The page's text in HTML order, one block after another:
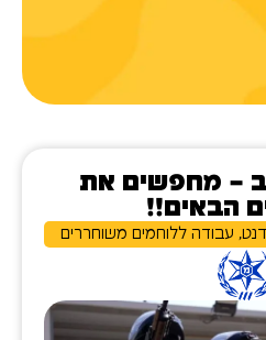
– מחפשים את
הבאים!!​
עבודה ללוחמים משוחררים